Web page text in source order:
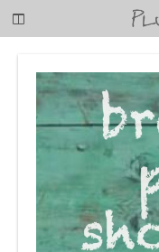
子